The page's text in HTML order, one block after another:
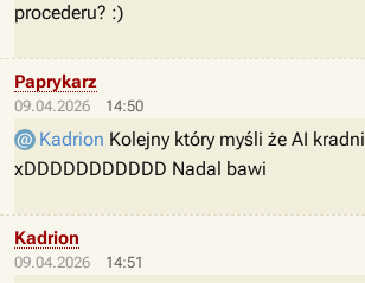
procederu? :)
09.04.2026 14:50
Paprykarz
Kadrion Kolejny który myśli że AI
xDDDDDDDDDDD Nadal bawi
09.04.2026 14:51
Kadrion